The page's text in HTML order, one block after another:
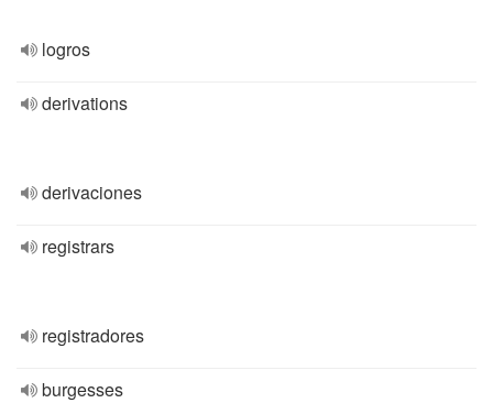
logros
derivations
derivaciones
registrars
registradores
burgesses